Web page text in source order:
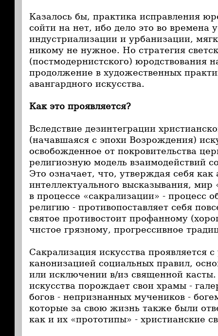
Казалось бы, практика исправления
сойти на нет, ибо дело это во времена
индустриализации и урбанизации,
никому не нужное. Но стратегия
(постмодернистского) юродствования
продолжение в художественных
авангардного искусства.
Как это проявляется?
Вследствие дезинтеграции
(начавшаяся с эпохи Возрождения)
освобожденное от покровительства
религиозную модель взаимодействий
Это означает, что, утверждая себя
интеллектуального высказывания, мир
в процессе «сакрализации» - процесс
религию - противопоставляет себя
святое противостоит профанному
чистое грязному, прогрессивное
Сакрализация искусства проявляется
канонизацией социальных правил,
или исключении в/из священной
искусства порождает свои храмы -
богов - непризнанных мучеников -
которые за свою жизнь также были
как и их «прототипы» - христианские